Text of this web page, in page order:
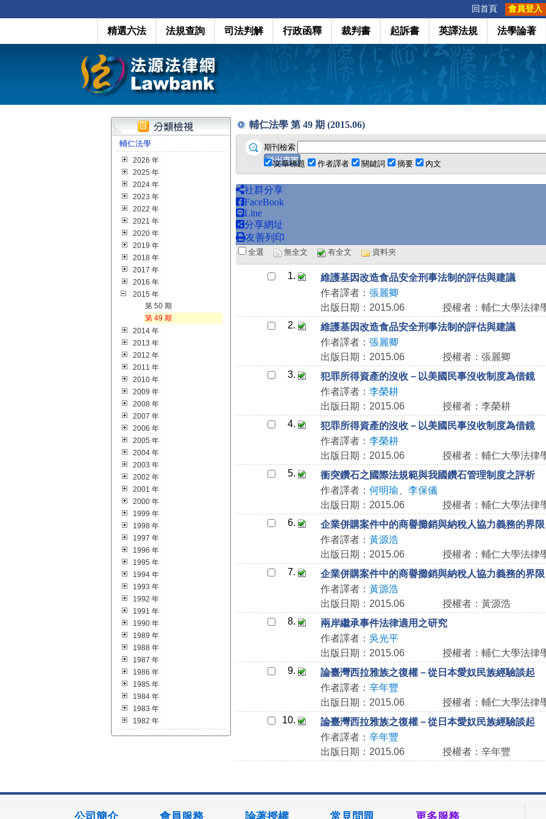
回首頁 會員登入
精選六法 法規查詢 司法判解 行政函釋 裁判書 起訴書 英譯法規 法學論著
輔仁法學
2026 年
2025 年
2024 年
2023 年
2022 年
2021 年
2020 年
2019 年
2018 年
2017 年
2016 年
2015 年
第 50 期
第 49 期
2014 年
2013 年
2012 年
2011 年
2010 年
2009 年
2008 年
2007 年
2006 年
2005 年
2004 年
2003 年
2002 年
2001 年
2000 年
1999 年
1998 年
1997 年
1996 年
1995 年
1994 年
1993 年
1992 年
1991 年
1990 年
1989 年
1988 年
1987 年
1986 年
1985 年
1984 年
1983 年
1982 年
輔仁法學 第 49 期 (2015.06)
期刊檢索
文章標題
作者譯者 關鍵詞 摘要 內文
社群分享
FaceBook
Line
分享網址
友善列印
全選 無全文 有全文 資料夾
1.
維護基因改造食品安全刑事法制的評估與建議
作者譯者： 張麗卿
出版日期：2015.06
授權者：輔仁大學法律
2.
維護基因改造食品安全刑事法制的評估與建議
作者譯者： 張麗卿
出版日期：2015.06
授權者：張麗卿
3.
犯罪所得資產的沒收－以美國民事沒收制度為借鏡
作者譯者： 李榮耕
出版日期：2015.06
授權者：李榮耕
4.
犯罪所得資產的沒收－以美國民事沒收制度為借鏡
作者譯者： 李榮耕
出版日期：2015.06
授權者：輔仁大學法律
5.
衝突鑽石之國際法規範與我國鑽石管理制度之評析
作者譯者： 何明瑜
李保儀
出版日期：2015.06
授權者：輔仁大學法律
6.
企業併購案件中的商譽攤銷與納稅人協力義務的界限
作者譯者： 黃源浩
出版日期：2015.06
授權者：輔仁大學法律
7.
企業併購案件中的商譽攤銷與納稅人協力義務的界限
作者譯者： 黃源浩
出版日期：2015.06
授權者：黃源浩
8.
兩岸繼承事件法律適用之研究
作者譯者： 吳光平
出版日期：2015.06
授權者：輔仁大學法律
9.
論臺灣西拉雅族之復權－從日本愛奴民族經驗談起
作者譯者： 辛年豐
出版日期：2015.06
授權者：輔仁大學法律
10.
論臺灣西拉雅族之復權－從日本愛奴民族經驗談起
作者譯者： 辛年豐
出版日期：2015.06
授權者：辛年豐
公司簡介 會員服務 論著授權 常見問題 更多服務